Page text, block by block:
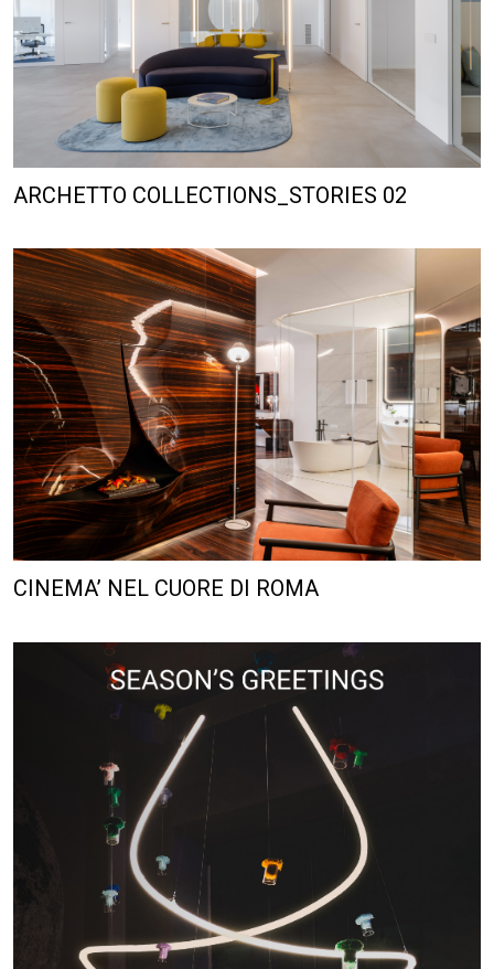
ARCHETTO COLLECTIONS_STORIES 02
CINEMA’ NEL CUORE DI ROMA